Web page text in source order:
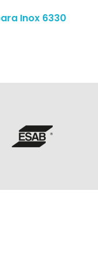
Inox 6330